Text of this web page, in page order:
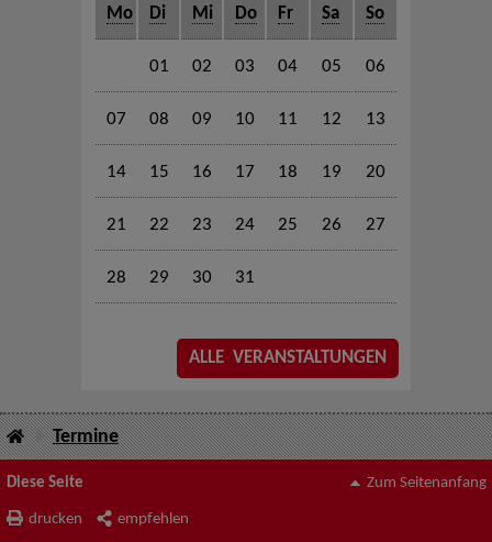
Mo Di Mi Do Fr Sa So
01 02 03 04 05 06
07 08 09 10 11 12 13
14 15 16 17 18 19 20
21 22 23 24 25 26 27
28 29 30 31
ALLE VERANSTALTUNGEN
Termine
Diese Seite
drucken empfehlen
Zum Seitenanfang